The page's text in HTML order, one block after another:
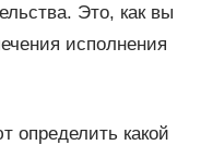
Это, как вы
исполнения
определить какой